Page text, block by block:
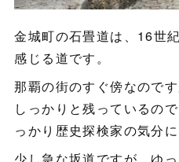
金城町の石畳道は、16世
感じる道です。
那覇の街のすぐ傍なので
しっかりと残っているの
っかり歴史探検家の気分